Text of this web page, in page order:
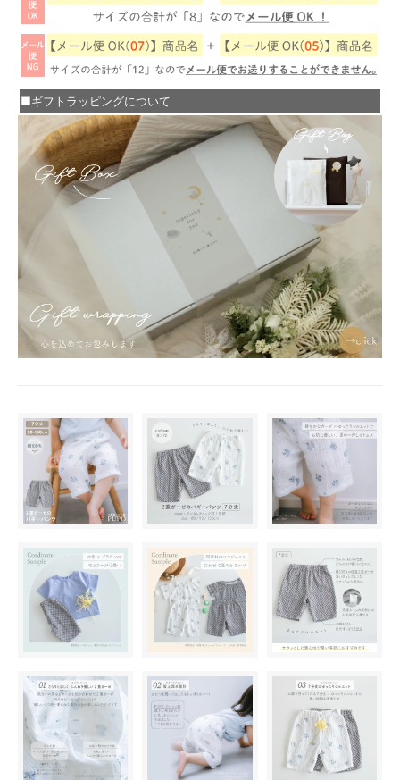
■ギフトラッピングについて